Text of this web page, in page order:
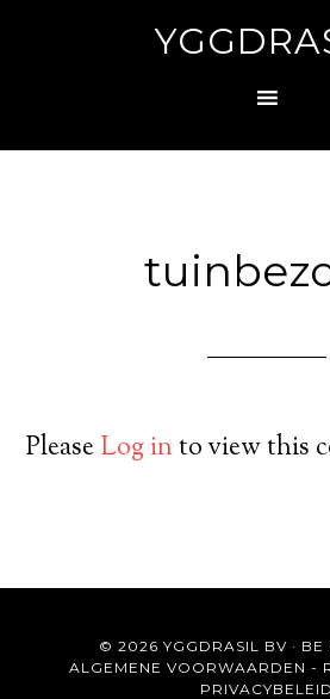
PleaseLog into view this
© 2026 YGGDRASIL BV ·
ALGEMENE VOORWAARDEN -
PRIVACYBELEID